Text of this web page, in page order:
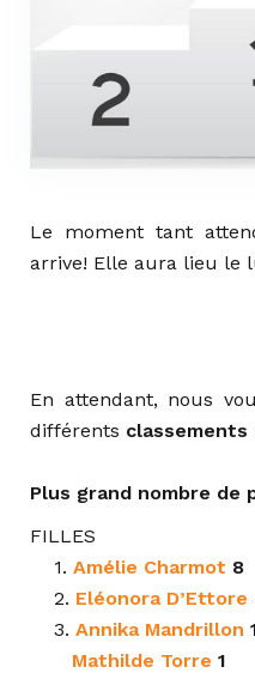
Le moment tant
arrive! Elle aura lieu le
En attendant, nous
différents classements
Plus grand nombre de
FILLES
1. Amélie Charmot 8
2. Eléonora D’Ettore
3. Annika Mandrillon
Mathilde Torre 1